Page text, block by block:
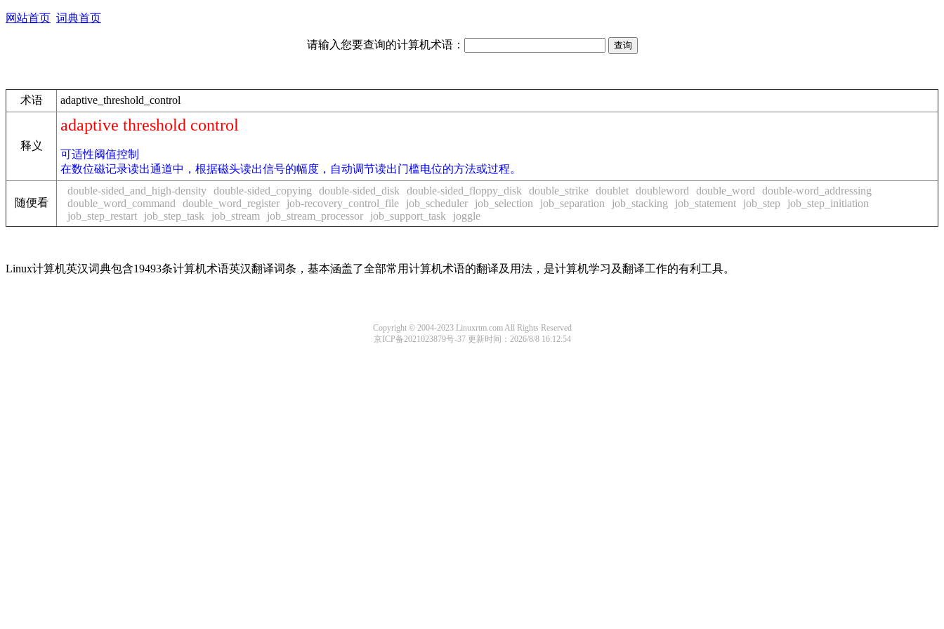
网站首页 词典首页
请输入您要查询的计算机术语：
术语 adaptive_threshold_control
释义
adaptive threshold control
可适性阈值控制
在数位磁记录读出通道中，根据磁头读出信号的幅度，自动调节读出门槛电位的方法或过程。
随便看
double-sided_and_high-density double-sided_copying double-sided_disk double-sided_floppy_disk double_strike doublet doubleword double_word
double-word_addressing
double_word_command
double_word_register job-recovery_control_file job_scheduler job_selection job_separation job_stacking job_statement job_step
job_step_initiation
job_step_restart
job_step_task job_stream job_stream_processor job_support_task joggle
Linux计算机英汉词典包含19493条计算机术语英汉翻译词条，基本涵盖了全部常用计算机术语的翻译及用法，是计算机学习及翻译工作的有利工具。
Copyright © 2004-2023 Linuxrtm.com All Rights Reserved
京ICP备2021023879号-37更新时间：2026/8/8 16:12:54